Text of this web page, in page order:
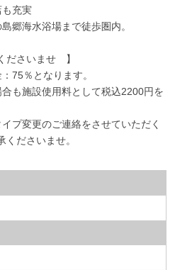
充実
郷海水浴場まで徒歩圏内。
ださいませ 】
75％となります。
も施設使用料として税込2200円を
プ変更のご連絡をさせていただく
ださいませ。